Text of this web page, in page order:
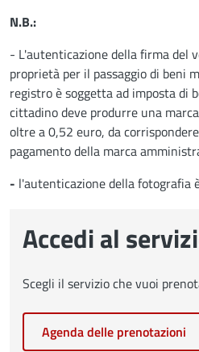
N.B.:
- L'autenticazione della firma del
proprietà per il passaggio di beni
registro è soggetta ad imposta di
cittadino deve produrre una
oltre a 0,52 euro, da
pagamento della marca
- l'autenticazione della fotografia
Accedi al
Scegli il servizio che vuoi
Agenda delle prenotazioni